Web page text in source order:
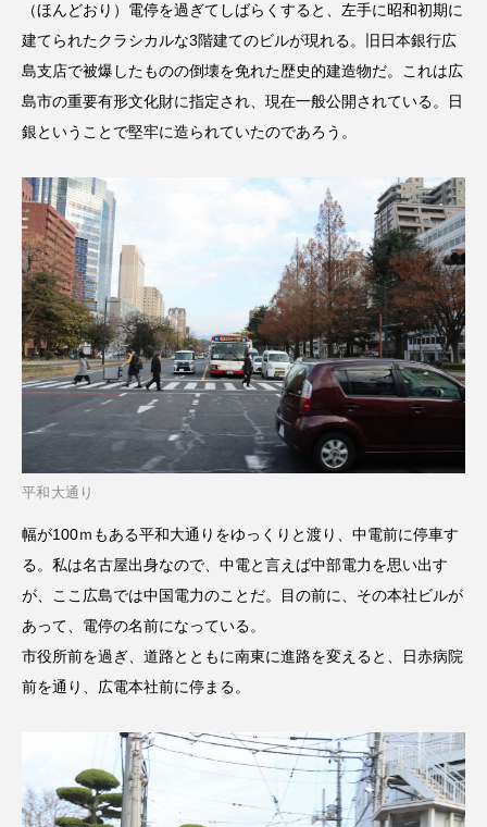
（ほんどおり）電停を過ぎてしばらくすると、左手に昭和初期に
建てられたクラシカルな3階建てのビルが現れる。旧日本銀行広
島支店で被爆したものの倒壊を免れた歴史的建造物だ。これは広
島市の重要有形文化財に指定され、現在一般公開されている。日
銀ということで堅牢に造られていたのであろう。
平和大通り
幅が100ｍもある平和大通りをゆっくりと渡り、中電前に停車す
る。私は名古屋出身なので、中電と言えば中部電力を思い出す
が、ここ広島では中国電力のことだ。目の前に、その本社ビルが
あって、電停の名前になっている。
市役所前を過ぎ、道路とともに南東に進路を変えると、日赤病院
前を通り、広電本社前に停まる。